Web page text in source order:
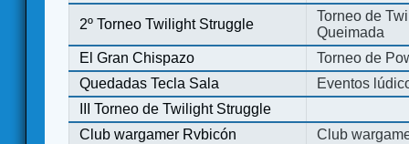
2º Torneo Twilight Struggle
Torneo de
Queimada
El Gran Chispazo
Torneo de
Quedadas Tecla Sala
Eventos
III Torneo de Twilight Struggle
Club wargamer Rvbicón
Club